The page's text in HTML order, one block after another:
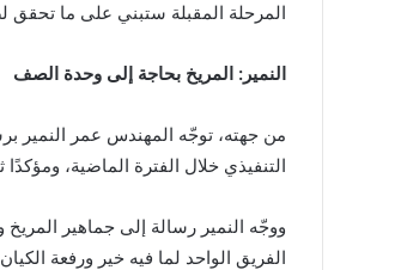
المرحلة المقبلة ستبني على ما تحقق
النمير: المريخ بحاجة إلى وحدة الصف
من جهته، توجّه المهندس عمر النمير
التنفيذي خلال الفترة الماضية،
ووجّه النمير رسالة إلى جماهير المريخ
الفريق الواحد لما فيه خير ورفعة